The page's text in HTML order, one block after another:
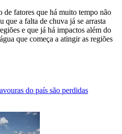
de fatores que há muito tempo não
a falta de chuva já se arrasta
e que já há impactos além do
que começa a atingir as regiões
do país são perdidas